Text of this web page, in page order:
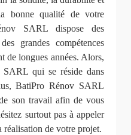
bonne qualité de votre
SARL dispose des
grandes compétences
de longues années. Alors,
qui se réside dans
BatiPro Rénov SARL
son travail afin de vous
surtout pas à appeler
de votre projet.